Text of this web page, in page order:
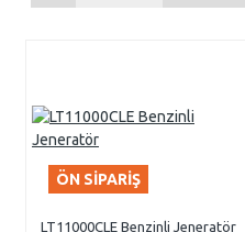
ÖN SIPARIŞ
LT11000CLE Benzinli Jeneratör